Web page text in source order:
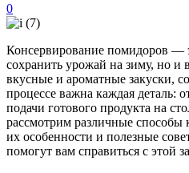
0
Консервирование помидоров —
сохранить урожай на зиму, но и
вкусные и ароматные закуски,
процессе важна каждая деталь:
подачи готового продукта на
рассмотрим различные способы
их особенности и полезные
помогут вам справиться с этой